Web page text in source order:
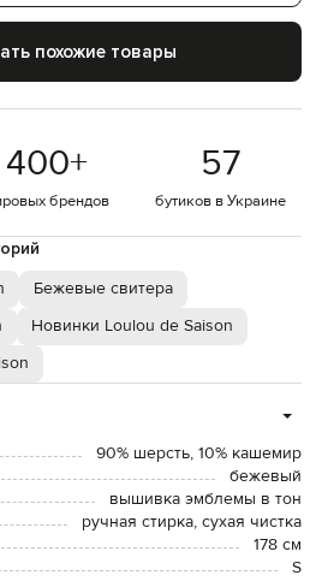
похожие товары
400+
брендов
57
бутиков в Украине
Бежевые свитера
Новинки Loulou de Saison
90% шерсть, 10% кашемир
бежевый
вышивка эмблемы в тон
ручная стирка, сухая чистка
178 см
S